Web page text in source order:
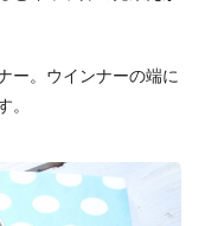
ー。ウインナーの端に
。